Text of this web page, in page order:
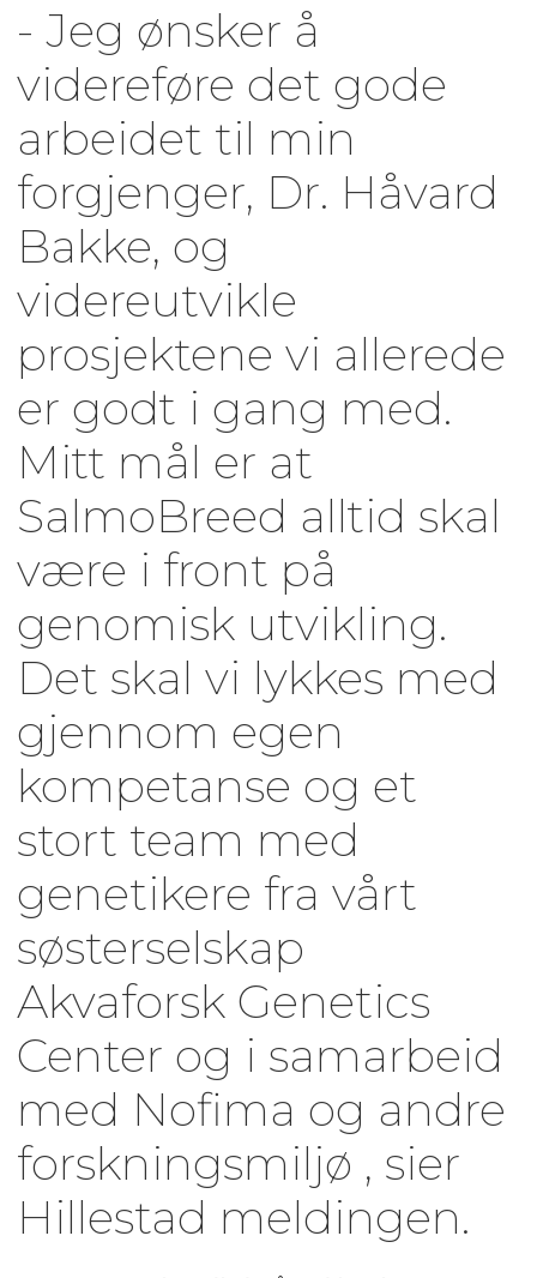
- Jeg ønsker å
videreføre det gode
arbeidet til min
forgjenger, Dr. Håvard
Bakke, og
videreutvikle
prosjektene vi allerede
er godt i gang med.
Mitt mål er at
SalmoBreed alltid skal
være i front på
genomisk utvikling.
Det skal vi lykkes med
gjennom egen
kompetanse og et
stort team med
genetikere fra vårt
søsterselskap
Akvaforsk Genetics
Center og i samarbeid
med Nofima og andre
forskningsmiljø , sier
Hillestad meldingen.